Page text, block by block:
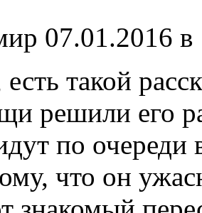
07.01.2016
есть такой
решили его
по очереди
что он